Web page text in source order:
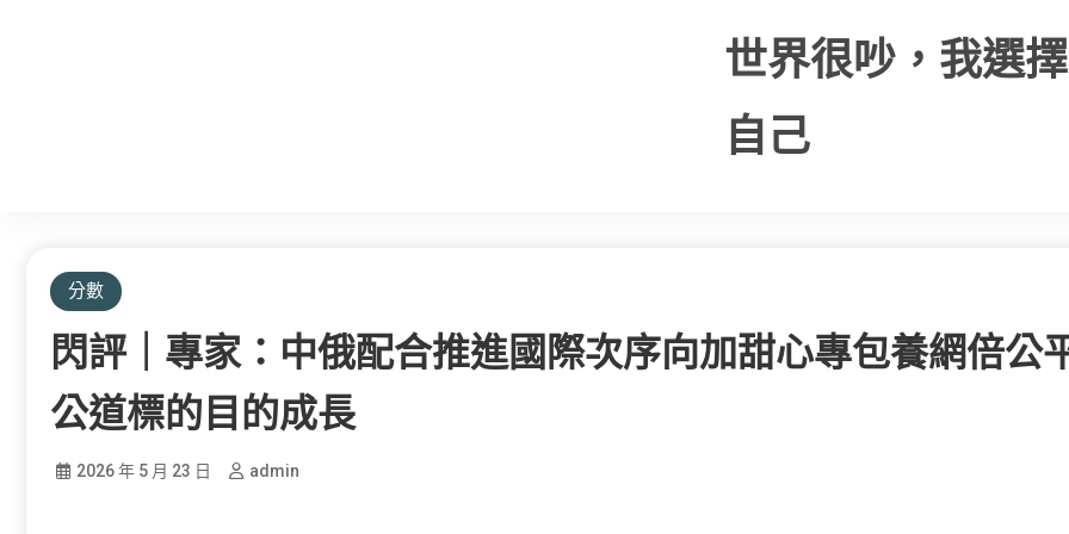
世界很吵，我選
自己
分數
閃評｜專家：中俄配合推進國際次序向加甜心專包養網倍公
公道標的目的成長
2026 年 5 月 23 日 admin